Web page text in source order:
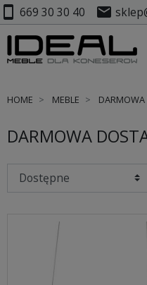
smartphone 669 30 30 40 mail
HOME MEBLE
DARMOWA